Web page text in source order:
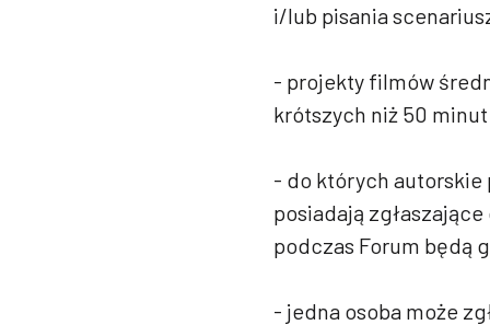
i/lub pisania
- projekty filmów
krótszych niż 50
- do których autorskie
posiadają
podczas Forum będą
- jedna osoba może